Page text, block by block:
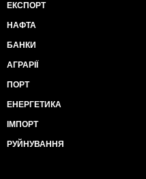
ЕКСПОРТ
НАФТА
БАНКИ
АГРАРІЇ
ПОРТ
ЕНЕРГЕТИКА
ІМПОРТ
РУЙНУВАННЯ